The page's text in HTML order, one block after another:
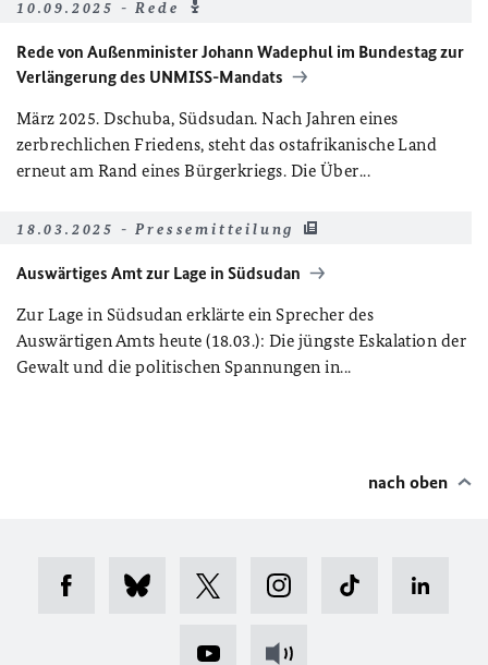
10.09.2025 - Rede
Rede von Außenminister Johann Wadephul im Bundestag zur
Verlängerung des UNMISS-Mandats
März 2025. Dschuba, Südsudan. Nach Jahren eines
zerbrechlichen Friedens, steht das ostafrikanische Land
erneut am Rand eines Bürgerkriegs. Die Über...
18.03.2025 - Pressemitteilung
Auswärtiges Amt zur Lage in Südsudan
Zur Lage in Südsudan erklärte ein Sprecher des
Auswärtigen Amts heute (18.03.): Die jüngste Eskalation der
Gewalt und die politischen Spannungen in...
nach oben